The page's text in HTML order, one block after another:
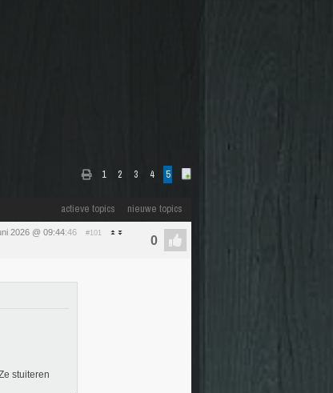
1 2 3 4 5
actieve topics nieuwe topics
2026 @ 09:44:46 #101
stuiteren